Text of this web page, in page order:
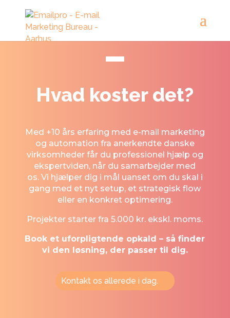
Hvad koster det?
Med +10 års erfaring med e-mail marketing
og automation fra anerkendte danske
virksomheder får du professionel hjælp og
ekspertviden, når du samarbejder med
os. Vi hjælper dig i mål uanset om du skal i
gang med et nyt setup, et strategisk flow
eller en konkret optimering.
Projekter starter fra 5.000 kr. ekskl. moms.
Book et uforpligtende opkald – så finder
vi den løsning, der passer til dig.
Kontakt os allerede i dag.